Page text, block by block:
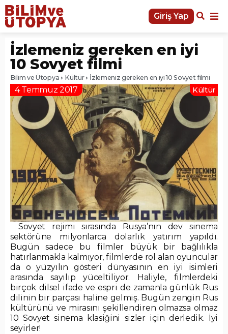
Giriş Yap
İzlemeniz gereken en iyi
10 Sovyet filmi
Bilim ve Ütopya Kültür İzlemeniz gereken en iyi 10 Sovyet filmi
4 Temmuz 2017 Kültür
Sovyet rejimi sırasında Rusya’nın dev sinema
sektörüne milyonlarca dolarlık yatırım yapıldı.
Bugün sadece bu filmler büyük bir bağlılıkla
hatırlanmakla kalmıyor, filmlerde rol alan oyuncular
da o yüzyılın gösteri dünyasının en iyi isimleri
arasında sayılıp yüceltiliyor. Haliyle, filmlerdeki
birçok dilsel ifade ve espri de zamanla günlük Rus
dilinin bir parçası haline gelmiş. Bugün zengin Rus
kültürünü ve mirasını şekillendiren olmazsa olmaz
10 Sovyet sinema klasiğini sizler için derledik. İyi
seyirler!